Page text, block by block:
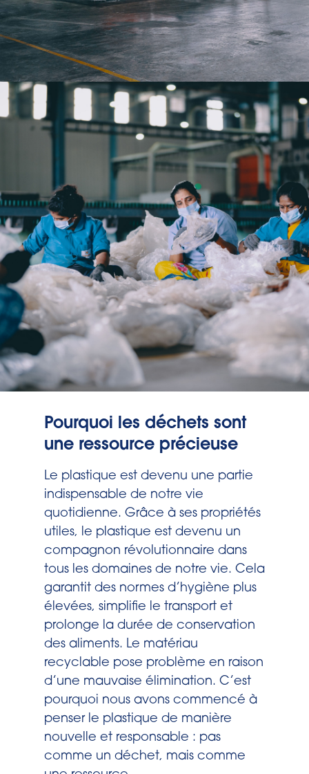
Pourquoi les déchets sont
une ressource précieuse
Le plastique est devenu une partie
indispensable de notre vie
quotidienne. Grâce à ses propriétés
utiles, le plastique est devenu un
compagnon révolutionnaire dans
tous les domaines de notre vie. Cela
garantit des normes d’hygiène plus
élevées, simplifie le transport et
prolonge la durée de conservation
des aliments. Le matériau
recyclable pose problème en raison
d’une mauvaise élimination. C’est
pourquoi nous avons commencé à
penser le plastique de manière
nouvelle et responsable : pas
comme un déchet, mais comme